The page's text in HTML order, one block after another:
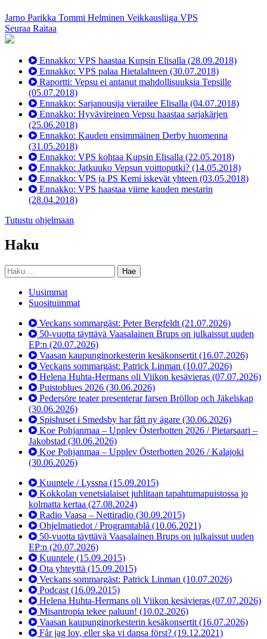
Jarno Parikka Tommi Helminen Veikkausliiga VPS
Seuraa Raitaa
Ennakko: VPS haastaa Kupsin Elisalla (28.09.2018)
Ennakko: VPS palaa Hietalahteen (30.07.2018)
Raportti: Vepsu ei antanut mahdollisuuksia Tepsille
(05.07.2018)
Ennakko: Sarjanousija vierailee Elisalla (04.07.2018)
Ennakko: Hyvävireinen Vepsu haastaa sarjakärjen
(25.06.2018)
Ennakko: Kauden ensimmäinen Derby huomenna
(31.05.2018)
Ennakko: VPS kohtaa Kupsin Elisalla (22.05.2018)
Ennakko: Jatkuuko Vepsun voittoputki? (14.05.2018)
Ennakko: VPS ja PS Kemi iskevät yhteen (03.05.2018)
Ennakko: VPS haastaa viime kauden mestarin
(28.04.2018)
Tutustu ohjelmaan
Haku
Haku:
Uusimmat
Suosituimmat
Veckans sommargäst: Peter Bergfeldt (21.07.2026)
50-vuotta täyttävä Vaasalainen Brups on julkaissut uuden
EP:n (20.07.2026)
Vaasan kaupunginorkesterin kesäkonsertit (16.07.2026)
Veckans sommargäst: Patrick Linman (10.07.2026)
Helena Huhta-Hermans oli Viikon kesävieras (07.07.2026)
Puistoblues 2026 (30.06.2026)
Pedersöre teater presenterar farsen Bröllop och Jäkelskap
(30.06.2026)
Spishuset i Smedsby har fått ny ägare (30.06.2026)
Koe Pohjanmaa – Upplev Österbotten 2026 / Pietarsaari –
Jakobstad (30.06.2026)
Koe Pohjanmaa – Upplev Österbotten 2026 / Kalajoki
(30.06.2026)
Kuuntele / Lyssna (15.09.2015)
Kokkolan venetsialaiset juhlitaan tapahtumapuistossa jo
kolmatta kertaa (27.08.2024)
Radio Vaasa – Nettiradio (30.09.2015)
Ohjelmatiedot / Programtablå (10.06.2021)
50-vuotta täyttävä Vaasalainen Brups on julkaissut uuden
EP:n (20.07.2026)
Kuuntele (15.09.2015)
Ota yhteyttä (15.09.2015)
Veckans sommargäst: Patrick Linman (10.07.2026)
Podcast (16.09.2015)
Helena Huhta-Hermans oli Viikon kesävieras (07.07.2026)
Misantropia tekee paluun! (10.02.2026)
Vaasan kaupunginorkesterin kesäkonsertit (16.07.2026)
Får jag lov, eller ska vi dansa först? (19.12.2021)